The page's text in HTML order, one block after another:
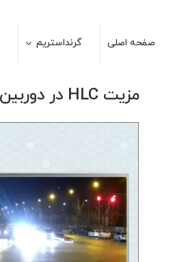
صفحه اصلی گرنداستریم
مزیت HLC در دوربین مداربسته